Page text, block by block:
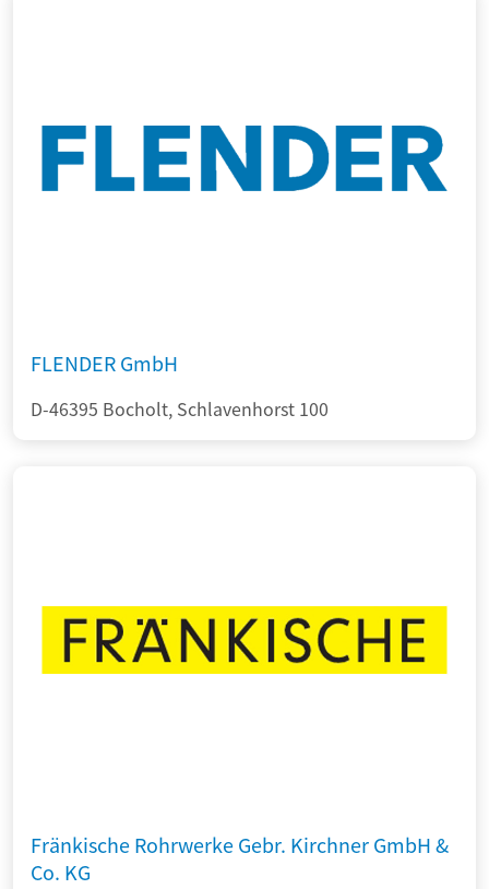
FLENDER GmbH
D-46395 Bocholt, Schlavenhorst 100
Fränkische Rohrwerke Gebr. Kirchner GmbH &
Co. KG